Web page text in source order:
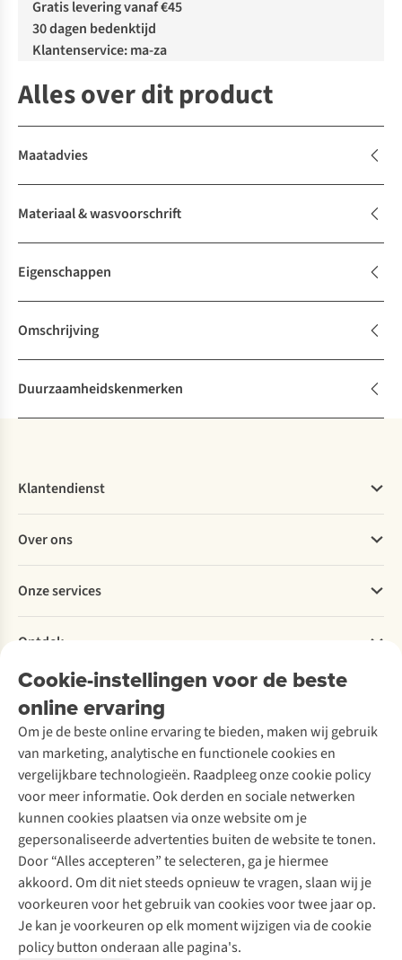
Gratis levering vanaf €45
30 dagen bedenktijd
Klantenservice: ma-za
Alles over dit product
Maatadvies
Materiaal & wasvoorschrift
Eigenschappen
Omschrijving
Duurzaamheidskenmerken
Cookie-instellingen voor de beste
online ervaring
Om je de beste online ervaring te bieden, maken wij gebruik
van marketing, analytische en functionele cookies en
vergelijkbare technologieën. Raadpleeg onze cookie policy
voor meer informatie. Ook derden en sociale netwerken
kunnen cookies plaatsen via onze website om je
gepersonaliseerde advertenties buiten de website te tonen.
Door “Alles accepteren” te selecteren, ga je hiermee
akkoord. Om dit niet steeds opnieuw te vragen, slaan wij je
voorkeuren voor het gebruik van cookies voor twee jaar op.
Je kan je voorkeuren op elk moment wijzigen via de cookie
policy button onderaan alle pagina's.
Klantendienst
Bestellen
Betalen
Levering
Retourneren
Bestelling herroepen
Garantie
Contact
Over ons
Explore More
Verantwoord ondernemen
Over Ayacucho
Onze winkels
Over A.S.Adventure
Toegankelijkheidsverklaring
Onze services
Ski-onderhoud
Wasservice
Schoenonderhoud
Schoenherstelling
Kledingherstelling
Retouches
Voor bedrijven
Ontdek
A.S.Magazine
Podcast
Explore Academy
Explore Camp
Gear Check
Inspiratie & advies
Meld je aan voor de nieuwsbrief
Follow us
Disclaimer Privacy Policy
Algemene voorwaarden